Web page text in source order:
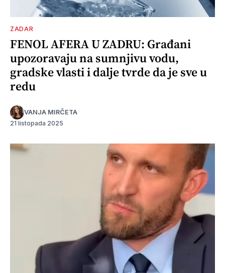
ZADAR
FENOL AFERA U ZADRU: Građani
upozoravaju na sumnjivu vodu,
gradske vlasti i dalje tvrde da je sve u
redu
VANJA MIRČETA
21 listopada 2025